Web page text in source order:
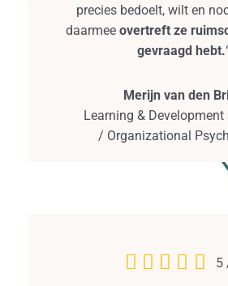
precies bedoelt, wilt en
daarmeeovertreft ze
gevraagd hebt.
Merijn van den
Learning &
/ Organizational
5